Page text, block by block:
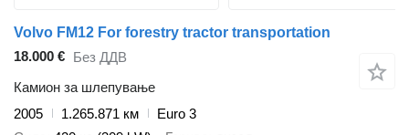
Volvo FM12 For forestry tractor transportation
18.000 € Без ДДВ
Камион за шлепување
2005
1.265.871 км
Euro 3